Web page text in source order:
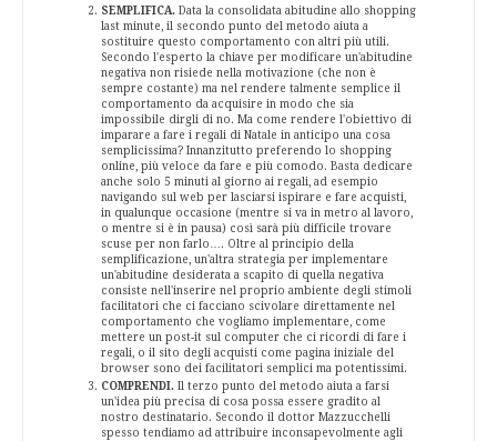
SEMPLIFICA. Data la consolidata abitudine allo shopping
last minute, il secondo punto del metodo aiuta a
sostituire questo comportamento con altri più utili.
Secondo l'esperto la chiave per modificare un'abitudine
negativa non risiede nella motivazione (che non è
sempre costante) ma nel rendere talmente semplice il
comportamento da acquisire in modo che sia
impossibile dirgli di no. Ma come rendere l'obiettivo di
imparare a fare i regali di Natale in anticipo una cosa
semplicissima? Innanzitutto preferendo lo shopping
online, più veloce da fare e più comodo. Basta dedicare
anche solo 5 minuti al giorno ai regali, ad esempio
navigando sul web per lasciarsi ispirare e fare acquisti,
in qualunque occasione (mentre si va in metro al lavoro,
o mentre si è in pausa) così sarà più difficile trovare
scuse per non farlo…. Oltre al principio della
semplificazione, un'altra strategia per implementare
un'abitudine desiderata a scapito di quella negativa
consiste nell'inserire nel proprio ambiente degli stimoli
facilitatori che ci facciano scivolare direttamente nel
comportamento che vogliamo implementare, come
mettere un post-it sul computer che ci ricordi di fare i
regali, o il sito degli acquisti come pagina iniziale del
browser sono dei facilitatori semplici ma potentissimi.
COMPRENDI. Il terzo punto del metodo aiuta a farsi
un'idea più precisa di cosa possa essere gradito al
nostro destinatario. Secondo il dottor Mazzucchelli
spesso tendiamo ad attribuire inconsapevolmente agli